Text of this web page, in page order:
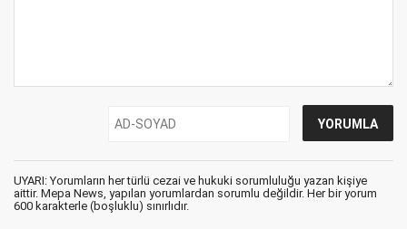
UYARI: Yorumların her türlü cezai ve hukuki sorumluluğu yazan kişiye
aittir. Mepa News, yapılan yorumlardan sorumlu değildir. Her bir yorum
600 karakterle (boşluklu) sınırlıdır.